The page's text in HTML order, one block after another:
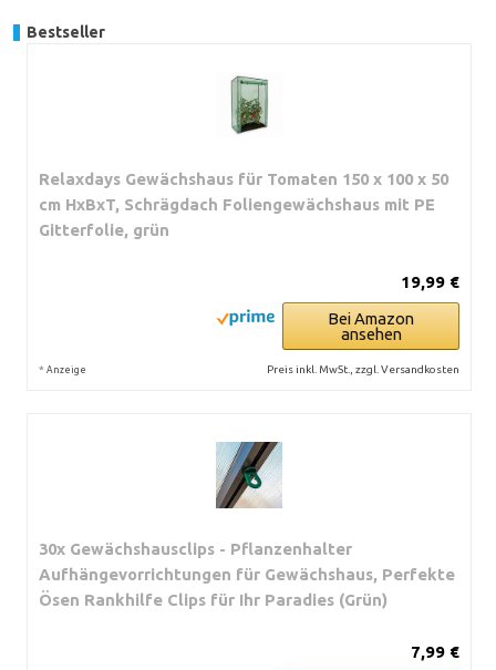
Bestseller
Relaxdays Gewächshaus für Tomaten 150 x 100 x 50
cm HxBxT, Schrägdach Foliengewächshaus mit PE
Gitterfolie, grün
19,99 €
Bei Amazon
ansehen
* Anzeige Preis inkl. MwSt., zzgl. Versandkosten
30x Gewächshausclips - Pflanzenhalter
Aufhängevorrichtungen für Gewächshaus, Perfekte
Ösen Rankhilfe Clips für Ihr Paradies (Grün)
7,99 €